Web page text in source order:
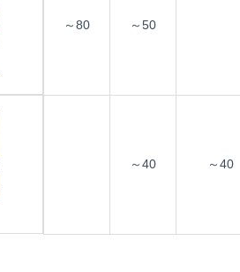
～80 ～50
～40 ～40